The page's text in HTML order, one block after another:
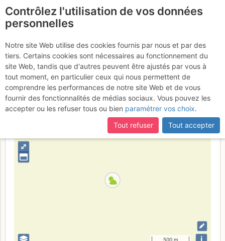
certaines pages ne sont plus accessibles, manquantes ou
incomplètes, déconnectez-vous puis reconnectez-vous à votre
compte sur le site.
Aiguille du Midi : Éperon
Frendo
Mercredi 5 juillet 2017
France Haute-Savoie Mont-Blanc
⤢
500 m
Contrôlez l'utilisation de vos données
personnelles
Notre site Web utilise des cookies fournis par nous et par des
tiers. Certains cookies sont nécessaires au fonctionnement du
site Web, tandis que d'autres peuvent être ajustés par vous à
tout moment, en particulier ceux qui nous permettent de
comprendre les performances de notre site Web et de vous
fournir des fonctionnalités de médias sociaux. Vous pouvez les
accepter ou les refuser tous ou bien paramétrer vos choix.
Tout refuser
Tout accepter